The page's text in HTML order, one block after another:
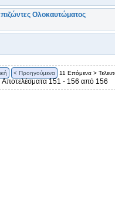
Ολοκαυτώματος
< Προηγούμενα 11 Επόμενα >
Αποτελέσματα 151 - 156 από 156